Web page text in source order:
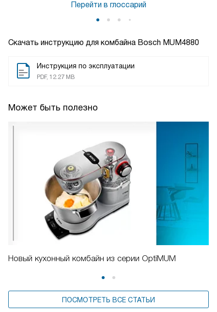
Скачать инструкцию для комбайна Bosch MUM4880
Инструкция по эксплуатации
PDF, 12.27 MB
Может быть полезно
Новый кухонный комбайн из серии OptiMUM
ПОСМОТРЕТЬ ВСЕ СТАТЬИ
Перейти в глоссарий